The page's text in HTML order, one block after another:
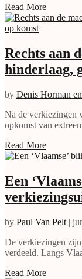
Read More
Rechts aan
hinderlaag,
by Denis Horman
Na de verkiezingen
opkomst van
Read More
Een
by Paul Van Pelt |
De verkiezingen
verdeeld. Langs
Read More